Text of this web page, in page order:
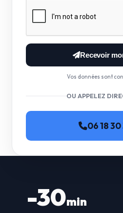
Recevoir
Vos données sont
OU APPELEZ
06 18 30
-30min